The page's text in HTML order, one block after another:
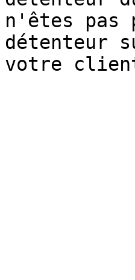
n'êtes pas
détenteur